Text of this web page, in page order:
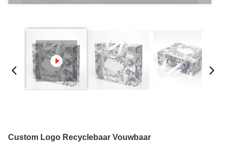
Custom Logo Recyclebaar Vouwbaar